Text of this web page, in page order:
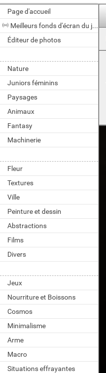
Page d'accueil
Meilleurs fonds d'écran du jour
Éditeur de photos
Nature
Juniors féminins
Paysages
Animaux
Fantasy
Machinerie
Fleur
Textures
Ville
Peinture et dessin
Abstractions
Films
Divers
Jeux
Nourriture et Boissons
Cosmos
Minimalisme
Arme
Macro
Situations effrayantes